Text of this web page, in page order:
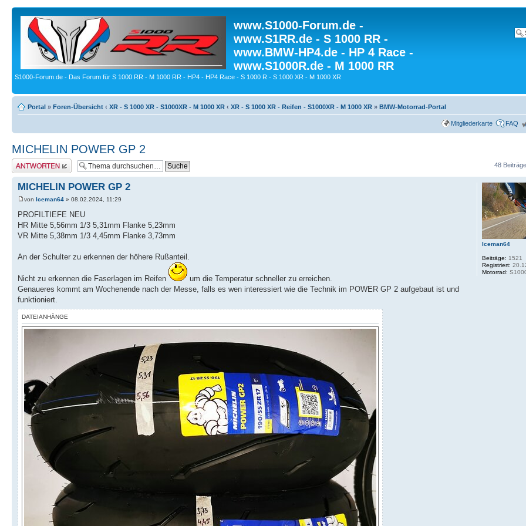
www.S1000-Forum.de -
www.S1RR.de - S 1000 RR -
www.BMW-HP4.de - HP 4 Race -
www.S1000R.de - M 1000 RR
S1000-Forum.de - Das Forum für S 1000 RR - M 1000 RR - HP4 - HP4 Race - S 1000 R - S 1000 XR - M 1000 XR
Portal » Foren-Übersicht ‹ XR - S 1000 XR - S1000XR - M 1000 XR ‹ XR - S 1000 XR - Reifen - S1000XR - M 1000 XR » BMW-Motorrad-Portal
Mitgliederkarte FAQ
MICHELIN POWER GP 2
Antwort erstellen 48
MICHELIN POWER GP 2
von Iceman64 » 08.02.2024, 11:29
PROFILTIEFE NEU
HR Mitte 5,56mm 1/3 5,31mm Flanke 5,23mm
VR Mitte 5,38mm 1/3 4,45mm Flanke 3,73mm
An der Schulter zu erkennen der höhere Rußanteil.
Nicht zu erkennen die Faserlagen im Reifen
um die Temperatur schneller zu erreichen.
Genaueres kommt am Wochenende nach der Messe, falls es wen interessiert wie die Technik im POWER GP 2 aufgebaut ist und
funktioniert.
DATEIANHÄNGE
Iceman64
Beiträge: 1521
Registriert:
Motorrad: